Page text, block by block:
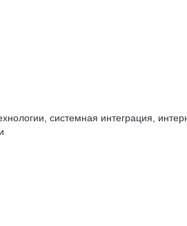
системная интеграция,